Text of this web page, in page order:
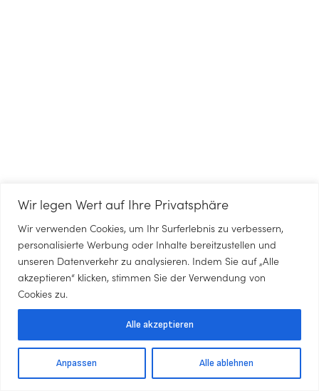
Wir legen Wert auf Ihre Privatsphäre
Wir verwenden Cookies, um Ihr Surferlebnis zu verbessern,
personalisierte Werbung oder Inhalte bereitzustellen und
unseren Datenverkehr zu analysieren. Indem Sie auf „Alle
akzeptieren“ klicken, stimmen Sie der Verwendung von
Cookies zu.
Anpassen Alle ablehnen
Alle akzeptieren